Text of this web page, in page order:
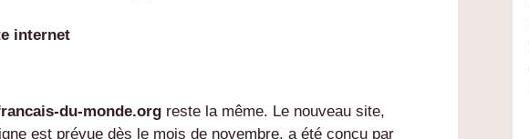
internet
du-monde.org reste la même. Le nouveau site,
est prévue dès le mois de novembre, a été conçu par